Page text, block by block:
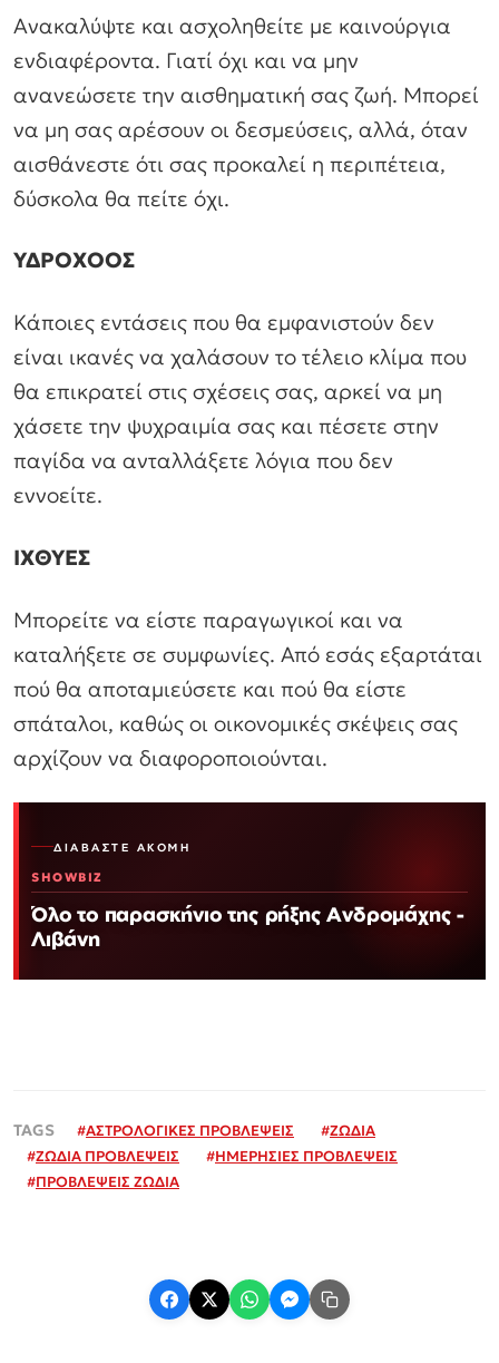
Ανακαλύψτε και ασχοληθείτε με καινούργια
ενδιαφέροντα. Γιατί όχι και να μην
ανανεώσετε την αισθηματική σας ζωή. Μπορεί
να μη σας αρέσουν οι δεσμεύσεις, αλλά, όταν
αισθάνεστε ότι σας προκαλεί η περιπέτεια,
δύσκολα θα πείτε όχι.
ΥΔΡΟΧΟΟΣ
Κάποιες εντάσεις που θα εμφανιστούν δεν
είναι ικανές να χαλάσουν το τέλειο κλίμα που
θα επικρατεί στις σχέσεις σας, αρκεί να μη
χάσετε την ψυχραιμία σας και πέσετε στην
παγίδα να ανταλλάξετε λόγια που δεν
εννοείτε.
ΙΧΘΥΕΣ
Μπορείτε να είστε παραγωγικοί και να
καταλήξετε σε συμφωνίες. Από εσάς εξαρτάται
πού θα αποταμιεύσετε και πού θα είστε
σπάταλοι, καθώς οι οικονομικές σκέψεις σας
αρχίζουν να διαφοροποιούνται.
ΔΙΑΒΆΣΤΕ ΑΚΌΜΗ
SHOWBIZ
Όλο το παρασκήνιο της ρήξης Ανδρομάχης -
Λιβάνη
#ΑΣΤΡΟΛΟΓΙΚΕΣ ΠΡΟΒΛΕΨΕΙΣ #ΖΩΔΙΑ
#ΖΩΔΙΑ ΠΡΟΒΛΕΨΕΙΣ #ΗΜΕΡΗΣΙΕΣ ΠΡΟΒΛΕΨΕΙΣ
#ΠΡΟΒΛΕΨΕΙΣ ΖΩΔΙΑ